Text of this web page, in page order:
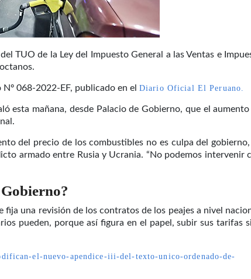
TUO de la Ley del Impuesto General a las Ventas e
068-2022-EF, publicado en el Diario Oficial El Peruano.
esta mañana, desde Palacio de Gobierno, que el aumento
del precio de los combustibles no es culpa del gobierno,
armado entre Rusia y Ucrania. “No podemos intervenir
fija una revisión de los contratos de los peajes a nivel
pueden, porque así figura en el papel, subir sus tarifas
el-nuevo-apendice-iii-del-texto-unico-ordenado-de-